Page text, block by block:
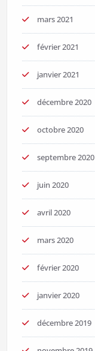
mars 2021
février 2021
janvier 2021
décembre 2020
octobre 2020
septembre 2020
juin 2020
avril 2020
mars 2020
février 2020
janvier 2020
décembre 2019